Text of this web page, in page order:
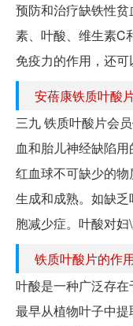
预防和治疗缺铁性
素、叶酸、维生素C
免疫力的作用，还
安蓓康铁质叶酸
三九 铁质叶酸片会
血和胎儿神经缺陷
红血球不可缺少的
生成和成熟。如缺
胞减少症。叶酸对妇
铁质叶酸片的作
叶酸是一种广泛存
最早从植物叶子中